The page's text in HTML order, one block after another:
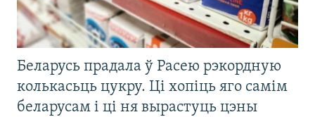
Беларусь прадала ў Расею рэкордную
колькасьць цукру. Ці хопіць яго самім
беларусам і ці ня вырастуць цэны